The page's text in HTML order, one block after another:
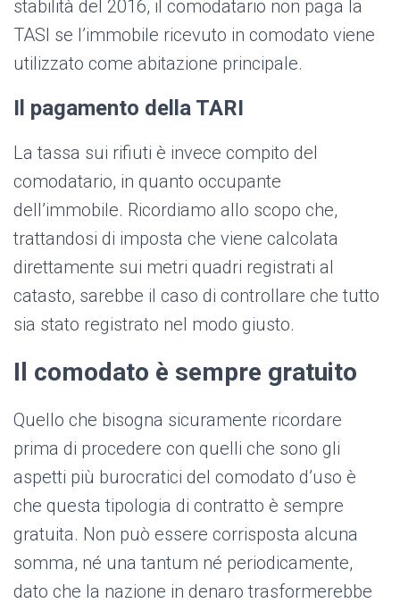
stabilità del 2016, il comodatario non paga la
TASI se l’immobile ricevuto in comodato viene
utilizzato come abitazione principale.
Il pagamento della TARI
La tassa sui rifiuti è invece compito del
comodatario, in quanto occupante
dell’immobile. Ricordiamo allo scopo che,
trattandosi di imposta che viene calcolata
direttamente sui metri quadri registrati al
catasto, sarebbe il caso di controllare che tutto
sia stato registrato nel modo giusto.
Il comodato è sempre gratuito
Quello che bisogna sicuramente ricordare
prima di procedere con quelli che sono gli
aspetti più burocratici del comodato d’uso è
che questa tipologia di contratto è sempre
gratuita. Non può essere corrisposta alcuna
somma, né una tantum né periodicamente,
dato che la nazione in denaro trasformerebbe